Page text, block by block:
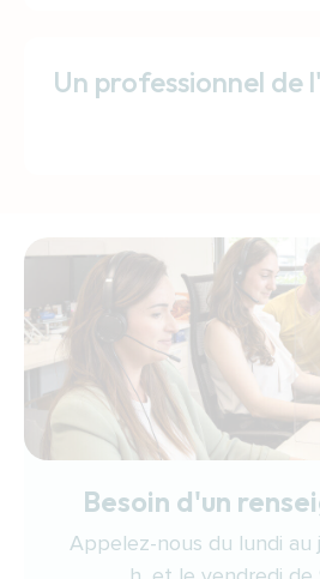
Un professionnel de
Besoin d'un
Appelez-nous du lundi au